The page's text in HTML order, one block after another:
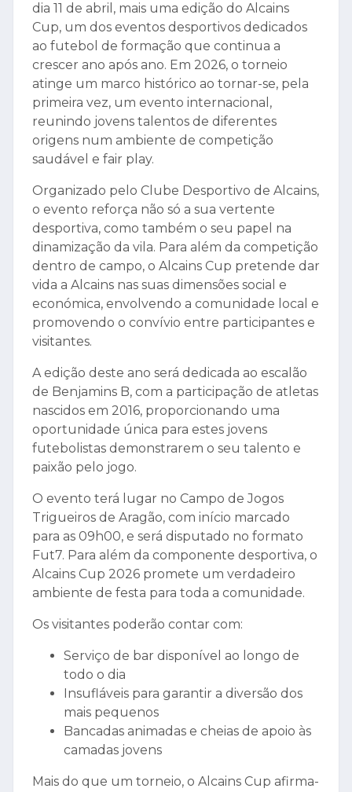
dia 11 de abril, mais uma edição do Alcains
Cup, um dos eventos desportivos dedicados
ao futebol de formação que continua a
crescer ano após ano. Em 2026, o torneio
atinge um marco histórico ao tornar-se, pela
primeira vez, um evento internacional,
reunindo jovens talentos de diferentes
origens num ambiente de competição
saudável e fair play.
Organizado pelo Clube Desportivo de Alcains,
o evento reforça não só a sua vertente
desportiva, como também o seu papel na
dinamização da vila. Para além da competição
dentro de campo, o Alcains Cup pretende dar
vida a Alcains nas suas dimensões social e
económica, envolvendo a comunidade local e
promovendo o convívio entre participantes e
visitantes.
A edição deste ano será dedicada ao escalão
de Benjamins B, com a participação de atletas
nascidos em 2016, proporcionando uma
oportunidade única para estes jovens
futebolistas demonstrarem o seu talento e
paixão pelo jogo.
O evento terá lugar no Campo de Jogos
Trigueiros de Aragão, com início marcado
para as 09h00, e será disputado no formato
Fut7. Para além da componente desportiva, o
Alcains Cup 2026 promete um verdadeiro
ambiente de festa para toda a comunidade.
Os visitantes poderão contar com:
Serviço de bar disponível ao longo de
todo o dia
Insufláveis para garantir a diversão dos
mais pequenos
Bancadas animadas e cheias de apoio às
camadas jovens
Mais do que um torneio, o Alcains Cup afirma-